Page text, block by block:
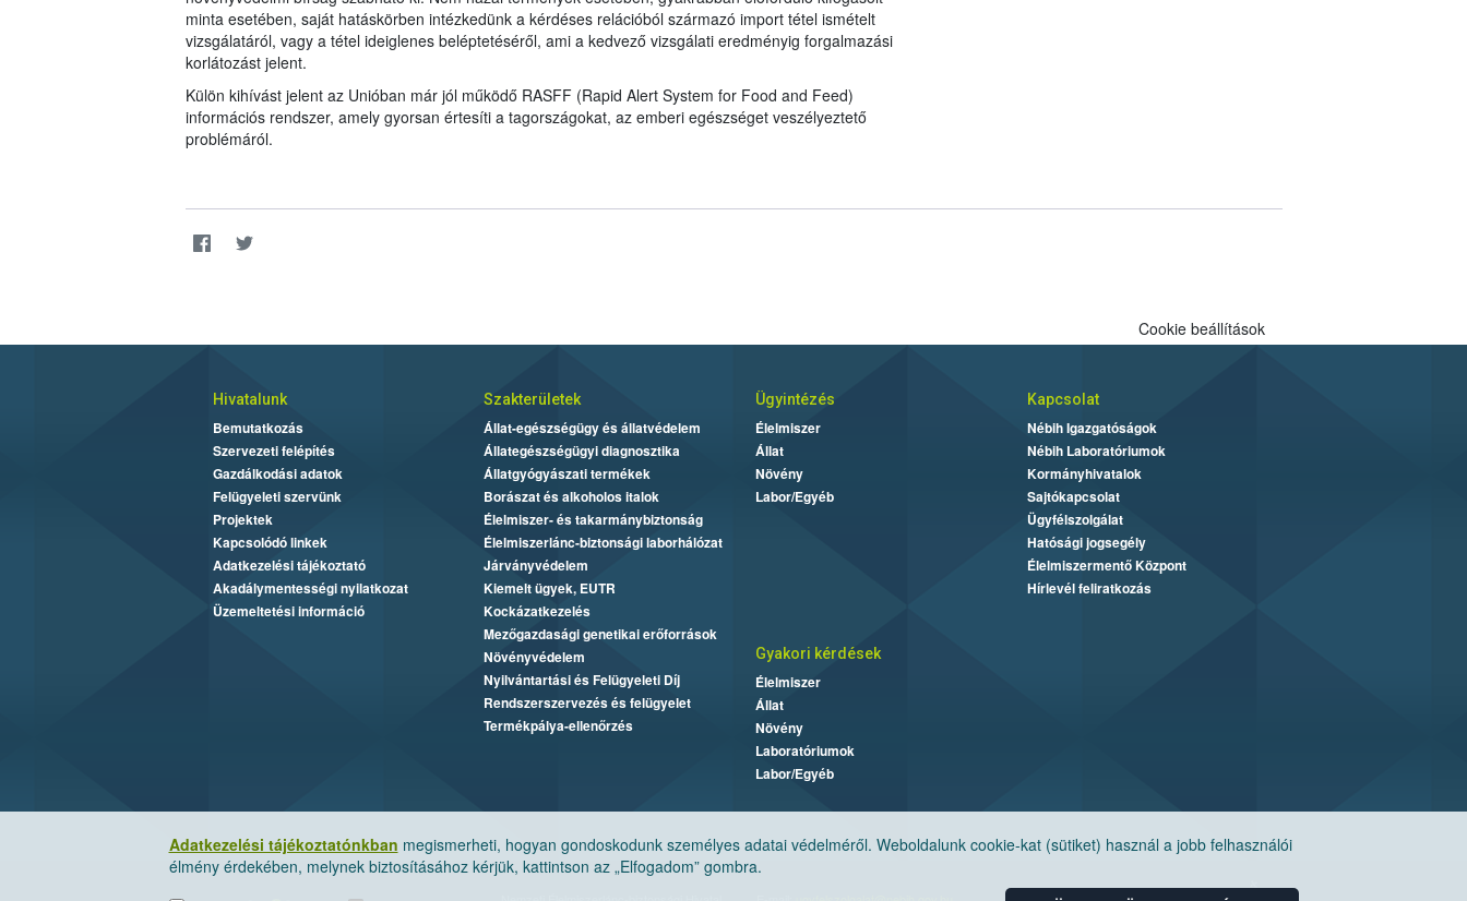
minta esetében, saját hatáskörben intézkedünk a kérdéses relációból származó import tétel ismételt
vizsgálatáról, vagy a tétel ideiglenes beléptetéséről, ami a kedvező vizsgálati eredményig forgalmazási
korlátozást jelent.
Külön kihívást jelent az Unióban már jól működő RASFF (Rapid Alert System for Food and Feed)
információs rendszer, amely gyorsan értesíti a tagországokat, az emberi egészséget veszélyeztető
problémáról.
Adatkezelési tájékoztatónkban megismerheti, hogyan gondoskodunk személyes adatai védelméről. Weboldalunk cookie-kat (sütiket) használ a jobb felhasználói
élmény érdekében, melynek biztosításához kérjük, kattintson az „Elfogadom” gombra.
Cookie beállítások
Hivatalunk
Bemutatkozás
Szervezeti felépítés
Gazdálkodási adatok
Felügyeleti szervünk
Projektek
Kapcsolódó linkek
Adatkezelési tájékoztató
Akadálymentességi nyilatkozat
Üzemeltetési információ
Szakterületek
Állat-egészségügy és állatvédelem
Állategészségügyi diagnosztika
Állatgyógyászati termékek
Borászat és alkoholos italok
Élelmiszer- és takarmánybiztonság
Élelmiszerlánc-biztonsági laborhálózat
Járványvédelem
Kiemelt ügyek, EUTR
Kockázatkezelés
Mezőgazdasági genetikai erőforrások
Növényvédelem
Nyilvántartási és Felügyeleti Díj
Rendszerszervezés és felügyelet
Termékpálya-ellenőrzés
Ügyintézés
Élelmiszer
Állat
Növény
Labor/Egyéb
Kapcsolat
Nébih Igazgatóságok
Nébih Laboratóriumok
Kormányhivatalok
Sajtókapcsolat
Ügyfélszolgálat
Hatósági jogsegély
Élelmiszermentő Központ
Hírlevél feliratkozás
Gyakori kérdések
Élelmiszer
Állat
Növény
Laboratóriumok
Labor/Egyéb